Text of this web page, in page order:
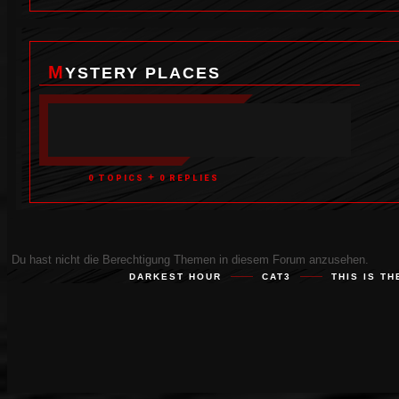
MYSTERY PLACES
0 TOPICS + 0 REPLIES
Du hast nicht die Berechtigung Themen in diesem Forum anzusehen.
DARKEST HOUR CAT3 THIS IS